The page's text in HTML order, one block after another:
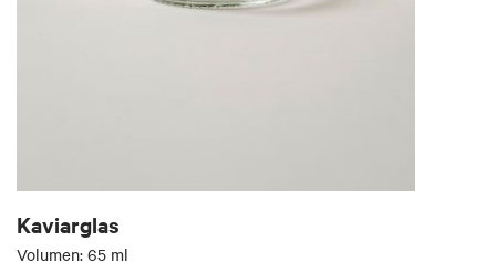
Kaviarglas
Volumen: 65 ml